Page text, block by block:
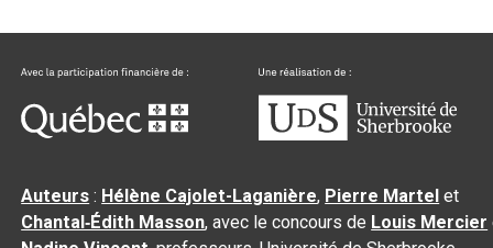
Auteurs : Hélène Cajolet-Laganière, Pierre Martel et
Chantal‑Édith Masson, avec le concours de Louis Mercier